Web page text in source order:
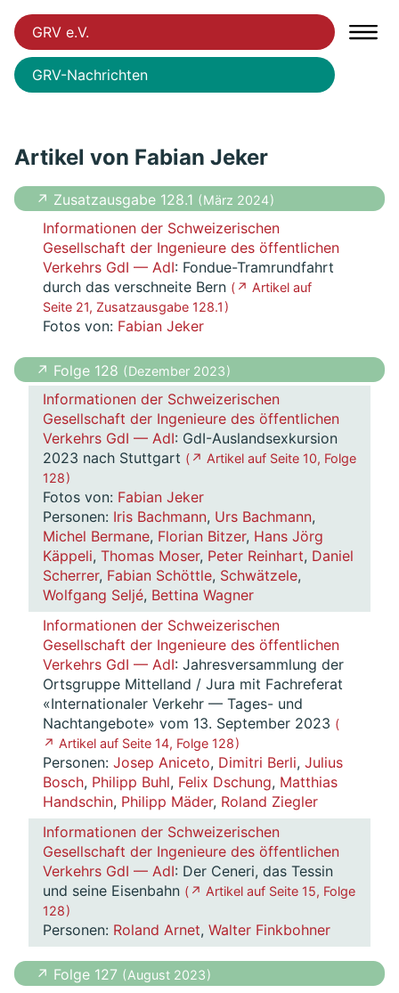
GRV e.V.
GRV-Nachrichten
Artikel von Fabian Jeker
↗ Zusatzausgabe 128.1 ( März 2024 )
Informationen der Schweizerischen
Gesellschaft der Ingenieure des öffentlichen
Verkehrs GdI — AdI: Fondue-Tramrundfahrt
durch das verschneite Bern ( ↗ Artikel auf
Seite 21, Zusatzausgabe 128.1 )
Fotos von: Fabian Jeker
↗ Folge 128 ( Dezember 2023 )
Informationen der Schweizerischen
Gesellschaft der Ingenieure des öffentlichen
Verkehrs GdI — AdI: GdI-Auslandsexkursion
2023 nach Stuttgart ( ↗ Artikel auf Seite 10, Folge
128 )
Fotos von: Fabian Jeker
Personen: Iris Bachmann, Urs Bachmann,
Michel Bermane, Florian Bitzer, Hans Jörg
Käppeli, Thomas Moser, Peter Reinhart, Daniel
Scherrer, Fabian Schöttle, Schwätzele,
Wolfgang Seljé, Bettina Wagner
Informationen der Schweizerischen
Gesellschaft der Ingenieure des öffentlichen
Verkehrs GdI — AdI: Jahresversammlung der
Ortsgruppe Mittelland / Jura mit Fachreferat
«Internationaler Verkehr — Tages- und
Nachtangebote» vom 13. September 2023 (
↗ Artikel auf Seite 14, Folge 128 )
Personen: Josep Aniceto, Dimitri Berli, Julius
Bosch, Philipp Buhl, Felix Dschung, Matthias
Handschin, Philipp Mäder, Roland Ziegler
Informationen der Schweizerischen
Gesellschaft der Ingenieure des öffentlichen
Verkehrs GdI — AdI: Der Ceneri, das Tessin
und seine Eisenbahn ( ↗ Artikel auf Seite 15, Folge
128 )
Personen: Roland Arnet, Walter Finkbohner
↗ Folge 127 ( August 2023 )